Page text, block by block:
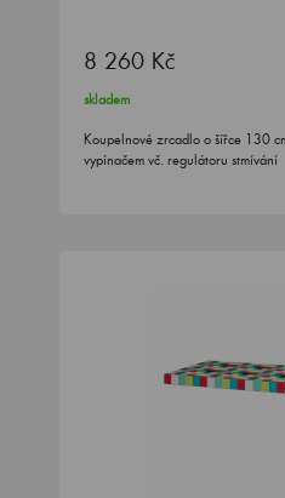
8 260 Kč
skladem
Koupelnové zrcadlo o šířce 130
vypínačem vč. regulátoru stmívání